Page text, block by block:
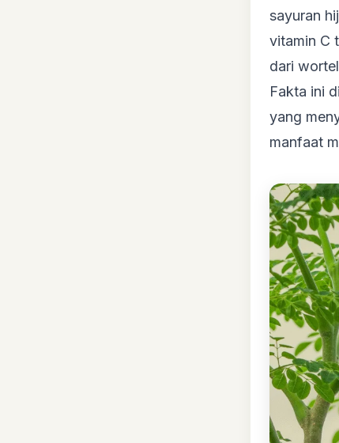
sayuran
vitamin C
dari
Fakta ini
yang
manfaat